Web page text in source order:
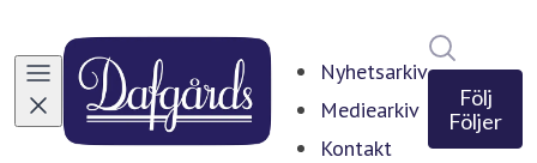
Nyhetsarkiv
Mediearkiv
Kontakt
Följ
Följer